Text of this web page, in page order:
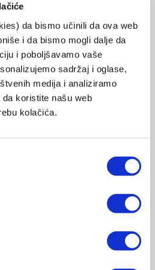
da bismo učinili da ova web
i da bismo mogli dalje da
i poboljšavamo vaše
sadržaj i oglase,
medija i analiziramo
koristite našu web
kolačića.
dizajnom i naprednom
radu. Poštujemo one koji rade
ne samo osnivač kompanije, već i